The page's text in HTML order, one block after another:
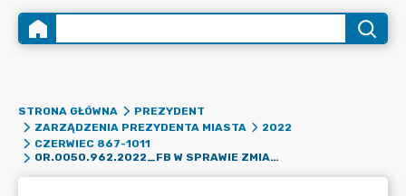
STRONA GŁÓWNA
PREZYDENT
ZARZĄDZENIA PREZYDENTA MIASTA
2022
CZERWIEC 867-1011
OR.0050.962.2022_FB W SPRAWIE ZMIAN W PLANIE FINANSOWYM DOCHODÓW I WYDATKÓW BUDŻETU MIASTA ŻORY NA 2022 R.